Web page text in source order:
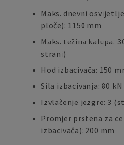
Maks. dnevni
ploče): 1150 mm
Maks. težina kalupa:
strani)
Hod izbacivača: 150
Sila izbacivanja: 80 kN
Izvlačenje jezgre: 3
Promjer prstena za
izbacivača): 200 mm